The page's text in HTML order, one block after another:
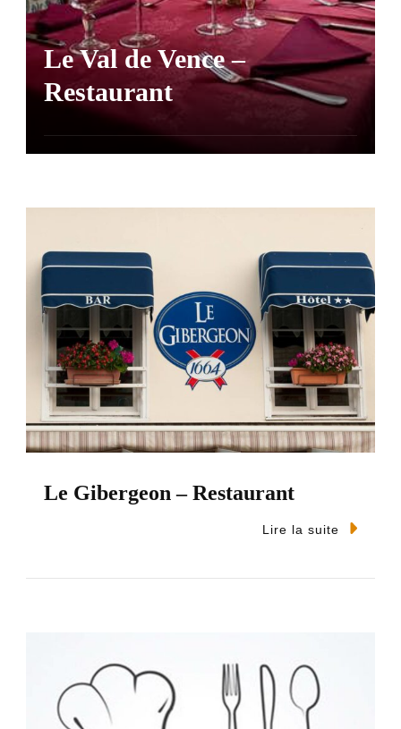
Le Val de Vence –
Restaurant
Le Gibergeon – Restaurant
Lire la suite